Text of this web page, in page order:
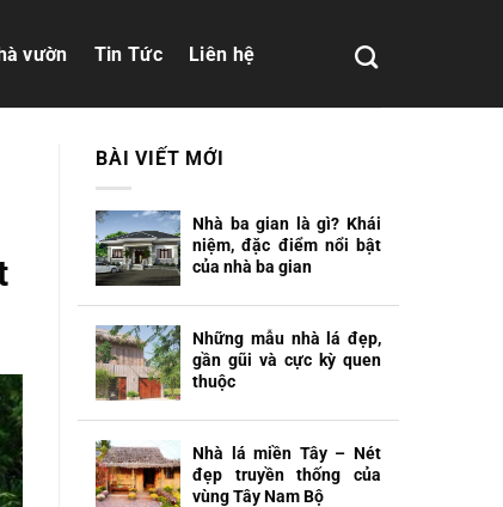
vườn Tin Tức Liên hệ
BÀI VIẾT MỚI
Nhà ba gian là gì? Khái
niệm, đặc điểm nổi bật
của nhà ba gian
Những mẫu nhà lá đẹp,
gần gũi và cực kỳ quen
thuộc
Nhà lá miền Tây – Nét
đẹp truyền thống của
vùng Tây Nam Bộ